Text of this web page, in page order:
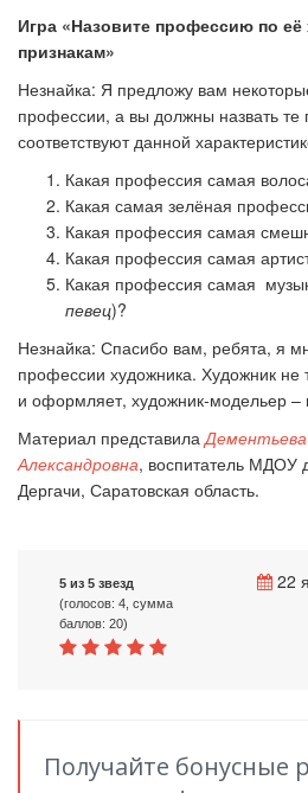
Игра «Назовите профессию по
признакам»
Незнайка: Я предложу вам
профессии, а вы должны назвать
соответствуют данной
Какая профессия самая
Какая самая зелёная
Какая профессия самая
Какая профессия самая
Какая профессия самая
певец)?
Незнайка: Спасибо вам, ребята, я
профессии художника. Художник не
и оформляет, художник-модельер –
Материал представила
Александровна, воспитатель МДОУ
Дергачи, Саратовская область.
5 из 5 звезд
(голосов: 4, сумма
баллов: 20)
22
Получайте бонусные